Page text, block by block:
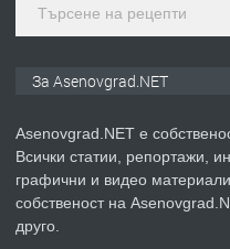
ПРЕДЛАГА
122
За Asenovgrad.NET
Asenovgrad.NET е
Всички статии, репортажи,
графични и видео
собственост на
друго.